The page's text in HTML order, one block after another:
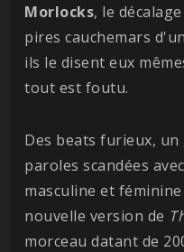
Morlocks, le
pires cauchemars
ils le disent eux
tout est foutu.
Des beats furieux,
paroles scandées
masculine et
nouvelle version de
morceau datant de